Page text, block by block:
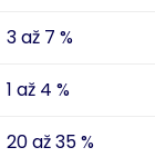
3 až 7 %
1 až 4 %
20 až 35 %